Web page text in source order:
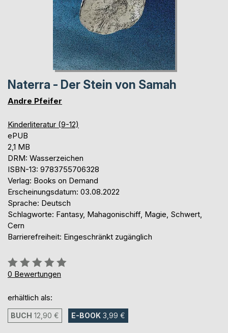
Naterra - Der Stein von Samah
Andre Pfeifer
Kinderliteratur (9-12)
ePUB
2,1 MB
DRM: Wasserzeichen
ISBN-13: 9783755706328
Verlag: Books on Demand
Erscheinungsdatum: 03.08.2022
Sprache: Deutsch
Schlagworte: Fantasy, Mahagonischiff, Magie, Schwert,
Cern
Barrierefreiheit: Eingeschränkt zugänglich
Bewertung::
0%
0 Bewertungen
erhältlich als:
BUCH 12,90 € E-BOOK 3,99 €